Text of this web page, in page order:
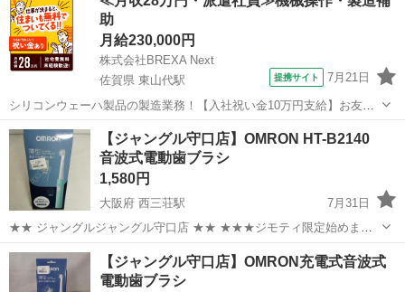
クルショップ ”ジャングルジャングル守口店”です。 住所：大阪府守...
助
月給230,000円
株式会社BREXA Next
佐賀県 東山代駅
提携サイト 7月21日
シリコンウェーハ製品の製造業務！【入社祝い金10万円支給】お友達
やカップルとの応募OK◎年間休日129日＆休出なしでプライベート充
実♪業務はクリーンルームで快適作業◎自社正社員登用制度あり★1食
300円～の格安食堂あり！《佐...
佐賀 伊万里市 東山代駅 その他
【ジャングル守口店】OMRON HT-B2140
音波式電動歯ブラシ
1,580円
大阪府 西三荘駅
7月31日
★★ ジャングルジャングル守口店 ★★ ★★★ジモティ限定始めまし
た！★★★ 引っ越しでおなじみの サカイ引越センターのリサイクルシ
ョップ ”ジャングルジャングル守口店”です。...
大阪 守口市 西三荘駅 その他
【ジャングル守口店】OMRON充電式音波式
電動歯ブラシ